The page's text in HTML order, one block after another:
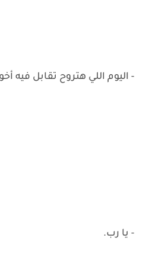
- اليوم اللي هتروح تقابل فيه
- يا رب.